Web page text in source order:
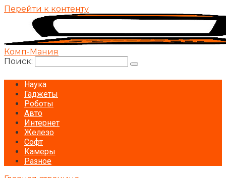
Перейти к контенту
Комп-Мания
Поиск:
Наука
Гаджеты
Роботы
Авто
Интернет
Железо
Софт
Камеры
Разное